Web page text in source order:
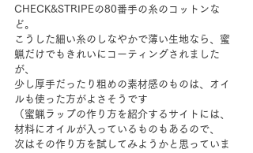
CHECK&STRIPEの80番手の糸のコットンな
ど。
こうした細い糸のしなやかで薄い生地なら、蜜
蝋だけでもきれいにコーティングされました
が、
少し厚手だったり粗めの素材感のものは、オイ
ルも使った方がよさそうです
（蜜蝋ラップの作り方を紹介するサイトには、
材料にオイルが入っているものもあるので、
次はその作り方を試してみようかと思っていま